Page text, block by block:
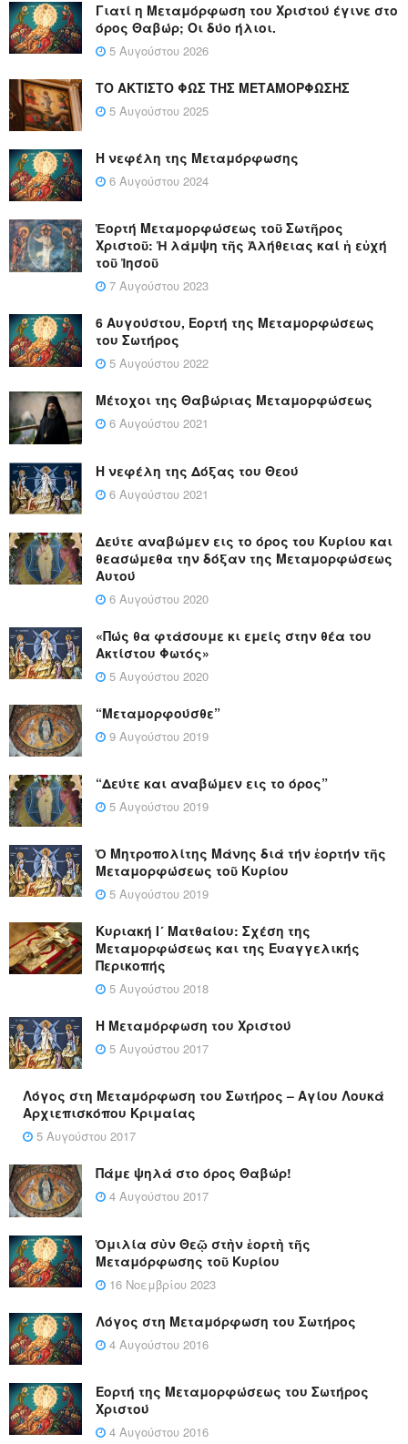
Γιατί η Μεταμόρφωση του Χριστού έγινε στο
όρος Θαβώρ; Οι δύο ήλιοι.
5 Αυγούστου 2026
ΤΟ ΑΚΤΙΣΤΟ ΦΩΣ ΤΗΣ ΜΕΤΑΜΟΡΦΩΣΗΣ
5 Αυγούστου 2025
Η νεφέλη της Μεταμόρφωσης
6 Αυγούστου 2024
Ἑορτή Μεταμορφώσεως τοῦ Σωτῆρος
Χριστοῦ: Ἡ λάμψη τῆς Ἀλήθειας καί ἡ εὐχή
τοῦ Ἰησοῦ
7 Αυγούστου 2023
6 Αυγούστου, Εορτή της Μεταμορφώσεως
του Σωτήρος
5 Αυγούστου 2022
Μέτοχοι της Θαβώριας Μεταμορφώσεως
6 Αυγούστου 2021
Η νεφέλη της Δόξας του Θεού
6 Αυγούστου 2021
Δεύτε αναβώμεν εις το όρος του Κυρίου και
θεασώμεθα την δόξαν της Μεταμορφώσεως
Αυτού
6 Αυγούστου 2020
«Πώς θα φτάσουμε κι εμείς στην θέα του
Ακτίστου Φωτός»
5 Αυγούστου 2020
“Μεταμορφούσθε”
9 Αυγούστου 2019
“Δεύτε και αναβώμεν εις το όρος”
5 Αυγούστου 2019
Ὁ Μητροπολίτης Μάνης διά τήν ἑορτήν τῆς
Μεταμορφώσεως τοῦ Κυρίου
5 Αυγούστου 2019
Κυριακή Ι´ Ματθαίου: Σχέση της
Μεταμορφώσεως και της Ευαγγελικής
Περικοπής
5 Αυγούστου 2018
Η Μεταμόρφωση του Χριστού
5 Αυγούστου 2017
Λόγος στη Μεταμόρφωση του Σωτήρος – Αγίου Λουκά
Αρχιεπισκόπου Κριμαίας
5 Αυγούστου 2017
Πάμε ψηλά στο όρος Θαβώρ!
4 Αυγούστου 2017
Ὁμιλία σὺν Θεῷ στὴν ἑορτὴ τῆς
Μεταμόρφωσης τοῦ Κυρίου
16 Νοεμβρίου 2023
Λόγος στη Μεταμόρφωση του Σωτήρος
4 Αυγούστου 2016
Εορτή της Μεταμορφώσεως του Σωτήρος
Χριστού
4 Αυγούστου 2016